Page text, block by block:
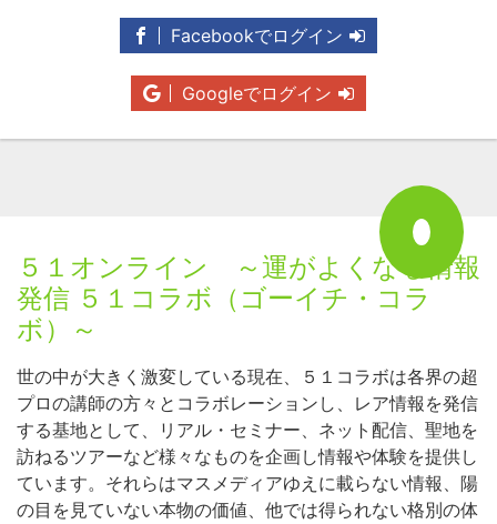
Facebookでログイン
Googleでログイン
５１オンライン ～運がよくなる情報
発信 ５１コラボ（ゴーイチ・コラ
ボ）～
世の中が大きく激変している現在、５１コラボは各界の超
プロの講師の方々とコラボレーションし、レア情報を発信
する基地として、リアル・セミナー、ネット配信、聖地を
訪ねるツアーなど様々なものを企画し情報や体験を提供し
ています。それらはマスメディアゆえに載らない情報、陽
の目を見ていない本物の価値、他では得られない格別の体